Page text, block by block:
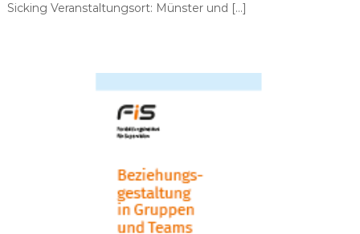
Sicking Veranstaltungsort: Münster und […]